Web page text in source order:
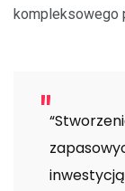
kompleksowego